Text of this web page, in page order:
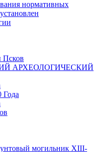
нормативных
Псков
АРХЕОЛОГИЧЕСКИЙ
Года
могильник XIII-